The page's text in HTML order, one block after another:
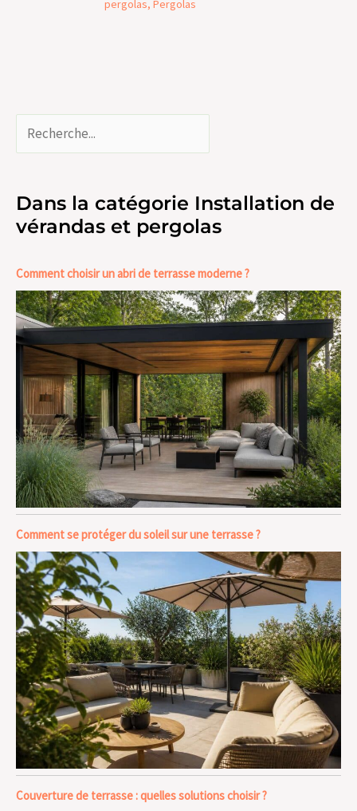
pergolas, Pergolas
Dans la catégorie Installation de
vérandas et pergolas
Comment choisir un abri de terrasse moderne ?
Comment se protéger du soleil sur une terrasse ?
Couverture de terrasse : quelles solutions choisir ?